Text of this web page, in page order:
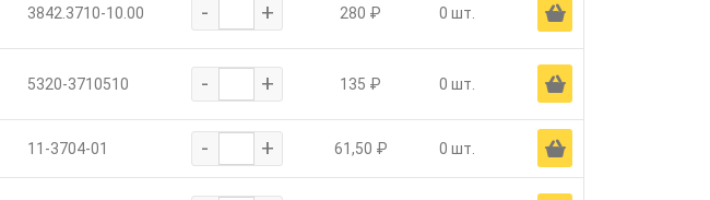
3842.3710-10.00 - + 280 ₽ 0 шт. Ä
5320-3710510 - + 135 ₽ 0 шт. Ä
11-3704-01 - + 61,50 ₽ 0 шт. Ä